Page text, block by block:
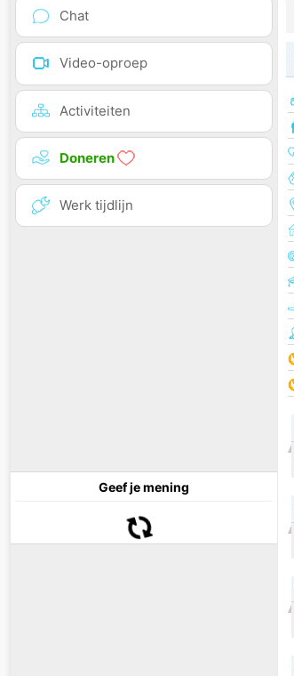
Chat
Video-oproep
Activiteiten
Doneren
Werk tijdlijn
Geef je mening